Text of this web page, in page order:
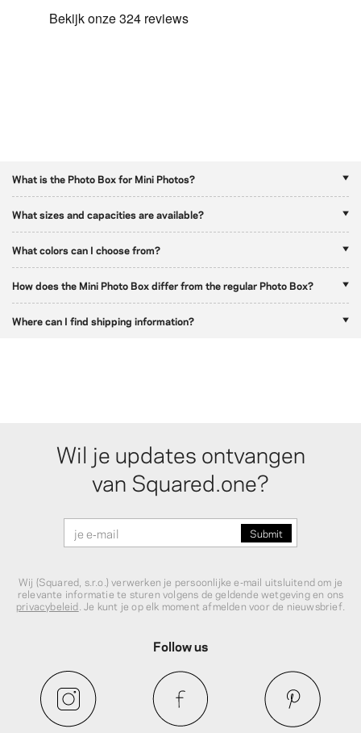
What is the Photo Box for Mini Photos?
What sizes and capacities are available?
What colors can I choose from?
How does the Mini Photo Box differ from the regular Photo Box?
Where can I find shipping information?
Wil je updates ontvangen
van Squared.one?
Wij (Squared, s.r.o.) verwerken je persoonlijke e‑mail uitsluitend om je
relevante informatie te sturen volgens de geldende wetgeving en ons
privacybeleid . Je kunt je op elk moment afmelden voor de nieuwsbrief.
Follow us